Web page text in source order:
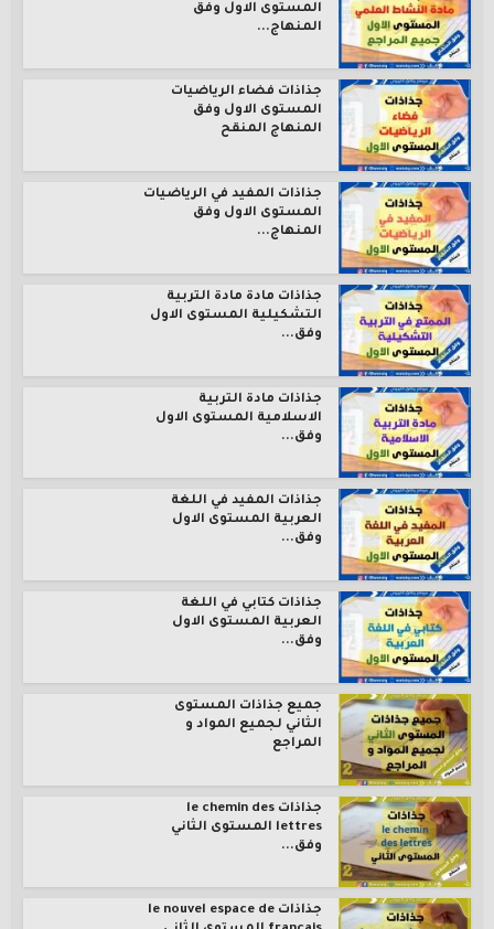
المستوى الاول وفق
المنهاج...
جذاذات فضاء الرياضيات
المستوى الاول وفق
المنهاج المنقح
جذاذات المفيد في الرياضيات
المستوى الاول وفق
المنهاج...
جذاذات مادة مادة التربية
التشكيلية المستوى الاول
وفق...
جذاذات مادة التربية
الاسلامية المستوى الاول
وفق...
جذاذات المفيد في اللغة
العربية المستوى الاول
وفق...
جذاذات كتابي في اللغة
العربية المستوى الاول
وفق...
جميع جذاذات المستوى
الثاني لجميع المواد و
المراجع
جذاذات le chemin des
lettres المستوى الثاني
وفق...
جذاذات le nouvel espace de